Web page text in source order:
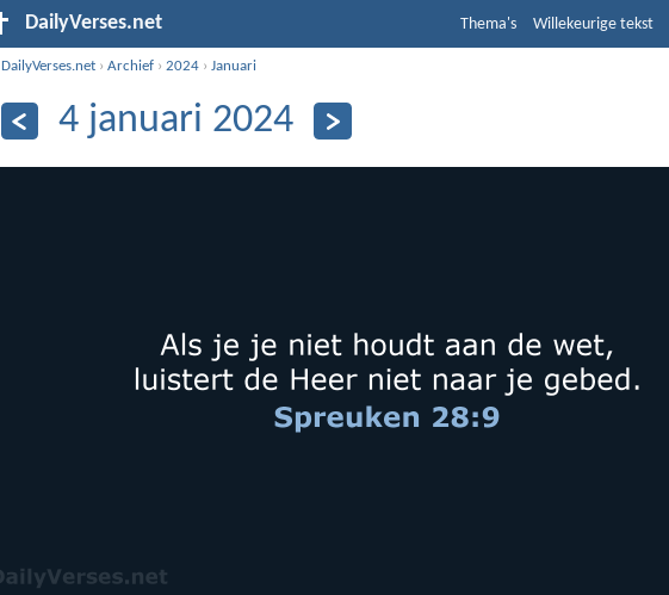
DailyVerses.net Thema's Willekeurige tekst
DailyVerses.net ›Archief ›2024 ›Januari
4 januari 2024